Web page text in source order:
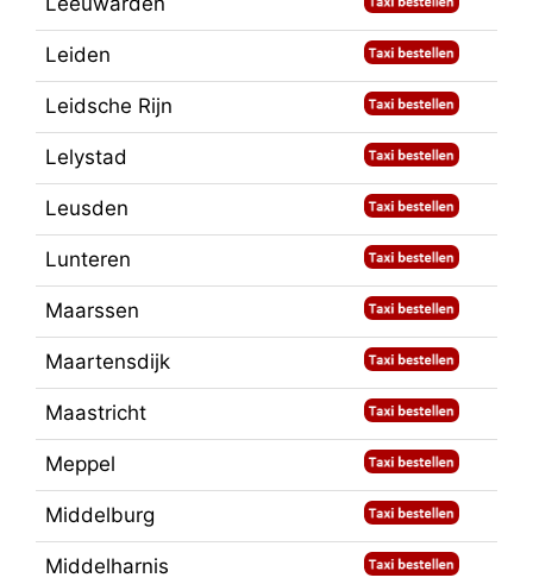
Leiden
Leidsche Rijn
Lelystad
Leusden
Lunteren
Maarssen
Maartensdijk
Maastricht
Meppel
Middelburg
Middelharnis